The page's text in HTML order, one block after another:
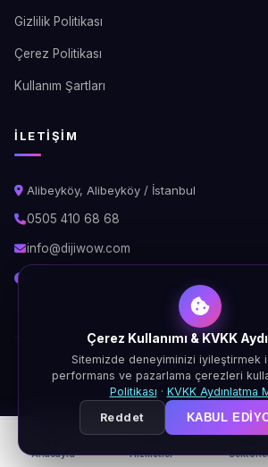
Anasayfa Hizmetler
Gizlilik Politikası
Çerez Politikası
Kullanım Şartları
İLETIŞIM
Alibeyköy, Alibeyköy / İstanbul
0505 410 68 68
info@dijiwow.com
© 2026 DijiWOW. Tüm hakları
KVKK
GizlilikÇerez Şartlar
Çerez Kullanımı & KVKK
Sitemizde deneyiminizi iyileştirmek
performans ve pazarlama çerezleri
Politikası · KVKK Aydınlatma
Reddet
KABUL